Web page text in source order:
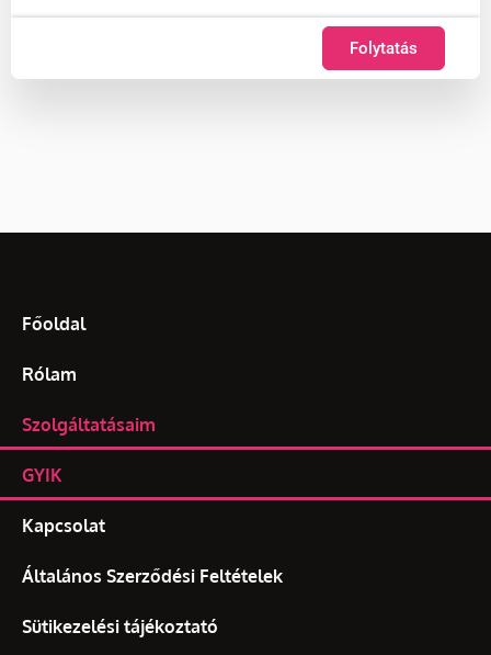
Folytatás
Főoldal
Rólam
Szolgáltatásaim
GYIK
Kapcsolat
Általános Szerződési Feltételek
Sütikezelési tájékoztató